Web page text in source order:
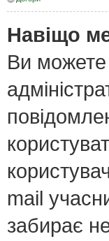
Навіщо
Ви можете
mail
забирає